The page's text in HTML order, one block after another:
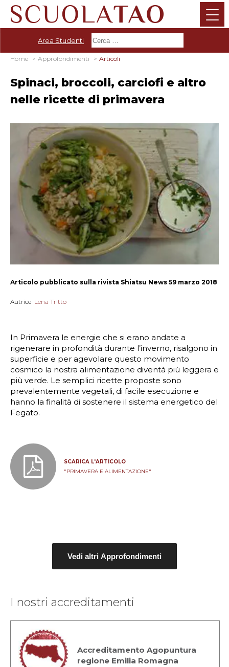
Area Studenti
Home Approfondimenti Articoli
Spinaci, broccoli, carciofi e altro
nelle ricette di primavera
Articolo pubblicato sulla rivista Shiatsu News 59 marzo 2018
Autrice Lena Tritto
In Primavera le energie che si erano andate a
rigenerare in profondità durante l’inverno, risalgono in
superficie e per agevolare questo movimento
cosmico la nostra alimentazione diventà più leggera e
più verde. Le semplici ricette proposte sono
prevalentemente vegetali, di facile esecuzione e
hanno la finalità di sostenere il sistema energetico del
Fegato.
SCARICA L'ARTICOLO
"PRIMAVERA E ALIMENTAZIONE"
Vedi altri Approfondimenti
I nostri accreditamenti
Accreditamento Agopuntura
regione Emilia Romagna